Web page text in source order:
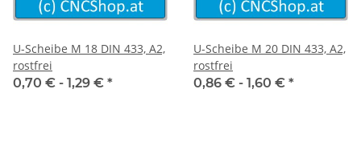
U-Scheibe M 18 DIN 433, A2,
rostfrei
0,70 € - 1,29 € *
U-Scheibe M 20 DIN 433, A2,
rostfrei
0,86 € - 1,60 € *